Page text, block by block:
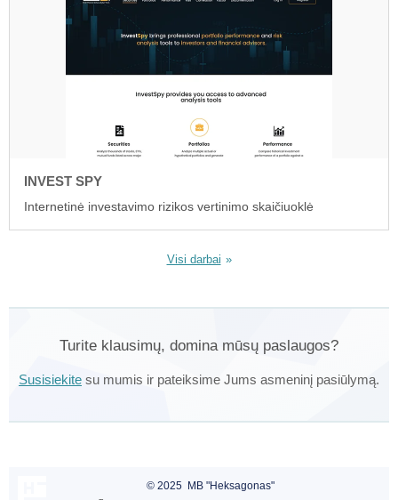
INVEST SPY
Internetinė investavimo rizikos vertinimo skaičiuoklė
Visi darbai
Turite klausimų, domina mūsų paslaugos?
Susisiekite su mumis ir pateiksime Jums asmeninį pasiūlymą.
© 2025 MB "Heksagonas"